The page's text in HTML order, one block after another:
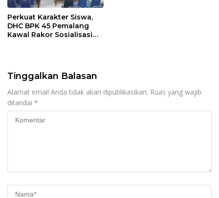
Perkuat Karakter Siswa,
DHC BPK 45 Pemalang
Kawal Rakor Sosialisasi
Tinggalkan Balasan
Alamat email Anda tidak akan dipublikasikan. Ruas yang wajib
ditandai *